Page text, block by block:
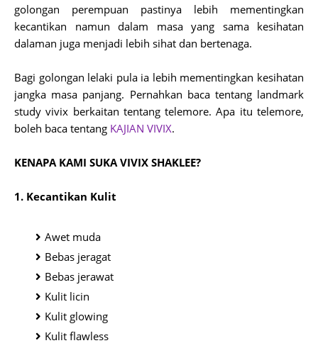
golongan perempuan pastinya lebih mementingkan
kecantikan namun dalam masa yang sama kesihatan
dalaman juga menjadi lebih sihat dan bertenaga.
Bagi golongan lelaki pula ia lebih mementingkan kesihatan
jangka masa panjang. Pernahkan baca tentang landmark
study vivix berkaitan tentang telemore. Apa itu telemore,
boleh baca tentang KAJIAN VIVIX.
KENAPA KAMI SUKA VIVIX SHAKLEE?
1. Kecantikan Kulit
Awet muda
Bebas jeragat
Bebas jerawat
Kulit licin
Kulit glowing
Kulit flawless